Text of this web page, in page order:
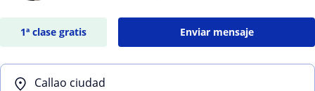
1ª clase gratis Enviar mensaje
Callao ciudad